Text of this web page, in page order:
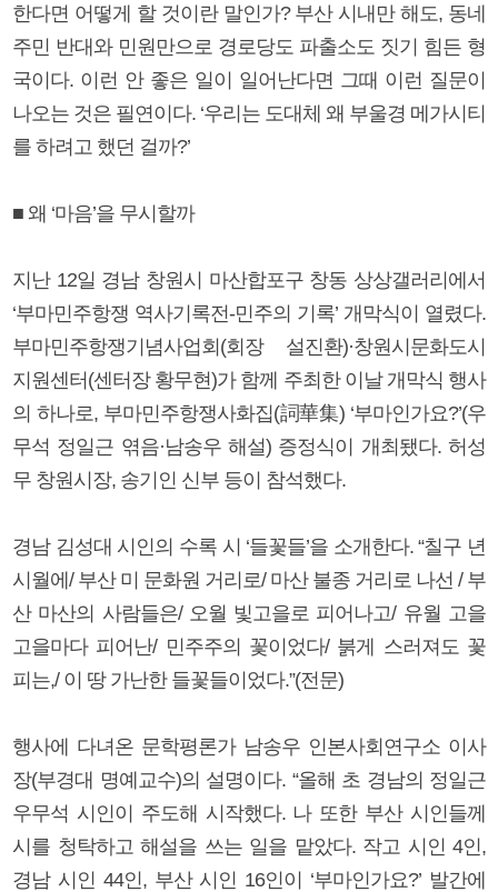
한다면 어떻게 할 것이란 말인가? 부산 시내만 해도, 동네
주민 반대와 민원만으로 경로당도 파출소도 짓기 힘든 형
국이다. 이런 안 좋은 일이 일어난다면 그때 이런 질문이
나오는 것은 필연이다. ‘우리는 도대체 왜 부울경 메가시티
를 하려고 했던 걸까?’
■ 왜 ‘마음’을 무시할까
지난 12일 경남 창원시 마산합포구 창동 상상갤러리에서
‘부마민주항쟁 역사기록전-민주의 기록’ 개막식이 열렸다.
부마민주항쟁기념사업회(회장 설진환)·창원시문화도시
지원센터(센터장 황무현)가 함께 주최한 이날 개막식 행사
의 하나로, 부마민주항쟁사화집(詞華集) ‘부마인가요?’(우
무석 정일근 엮음·남송우 해설) 증정식이 개최됐다. 허성
무 창원시장, 송기인 신부 등이 참석했다.
경남 김성대 시인의 수록 시 ‘들꽃들’을 소개한다. “칠구 년
시월에/ 부산 미 문화원 거리로/ 마산 불종 거리로 나선 / 부
산 마산의 사람들은/ 오월 빛고을로 피어나고/ 유월 고을
고을마다 피어난/ 민주주의 꽃이었다/ 붉게 스러져도 꽃
피는,/ 이 땅 가난한 들꽃들이었다.”(전문)
행사에 다녀온 문학평론가 남송우 인본사회연구소 이사
장(부경대 명예교수)의 설명이다. “올해 초 경남의 정일근
우무석 시인이 주도해 시작했다. 나 또한 부산 시인들께
시를 청탁하고 해설을 쓰는 일을 맡았다. 작고 시인 4인,
경남 시인 44인, 부산 시인 16인이 ‘부마인가요?’ 발간에